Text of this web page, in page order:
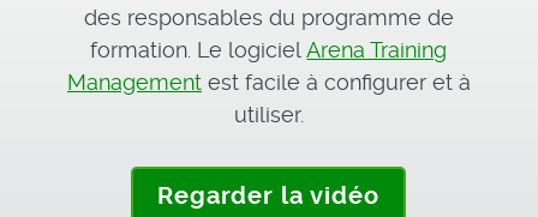
des responsables du programme de
formation. Le logicielArena Training
Managementest facile à configurer et à
utiliser.
Regarder la vidéo